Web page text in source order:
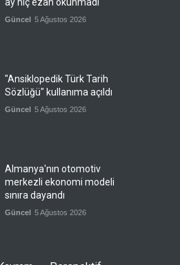
ay hiç ezan okunmadı
Güncel 5 Ağustos 2026
"Ansiklopedik Türk Tarih
Sözlüğü" kullanıma açıldı
Güncel 5 Ağustos 2026
Almanya'nın otomotiv
merkezli ekonomi modeli
sınıra dayandı
Güncel 5 Ağustos 2026
Ürdünlü Bakan: Uluslararası